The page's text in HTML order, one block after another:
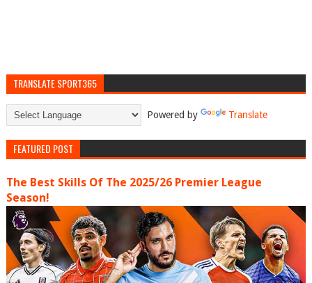
TRANSLATE SPORT365
Powered by Translate
FEATURED POST
The Best Skills Of The 2025/26 Premier League
Season!